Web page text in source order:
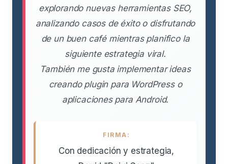
explorando nuevas herramientas SEO,
analizando casos de éxito o disfrutando
de un buen café mientras planifico la
siguiente estrategia viral.
También me gusta implementar ideas
creando plugin para WordPress o
aplicaciones para Android.
FIRMA:
Con dedicación y estrategia,